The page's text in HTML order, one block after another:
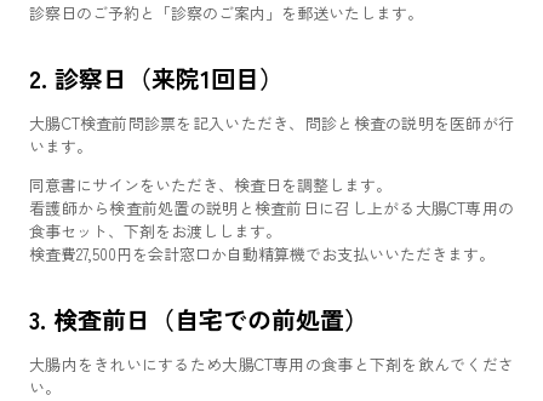
診察日のご予約と「診察のご案内」を郵送いたします。
2. 診察日（来院1回目）
大腸CT検査前問診票を記入いただき、問診と検査の説明を医師が行
います。
同意書にサインをいただき、検査日を調整します。
看護師から検査前処置の説明と検査前日に召し上がる大腸CT専用の
食事セット、下剤をお渡しします。
検査費27,500円を会計窓口か自動精算機でお支払いいただきます。
3. 検査前日（自宅での前処置）
大腸内をきれいにするため大腸CT専用の食事と下剤を飲んでくださ
い。